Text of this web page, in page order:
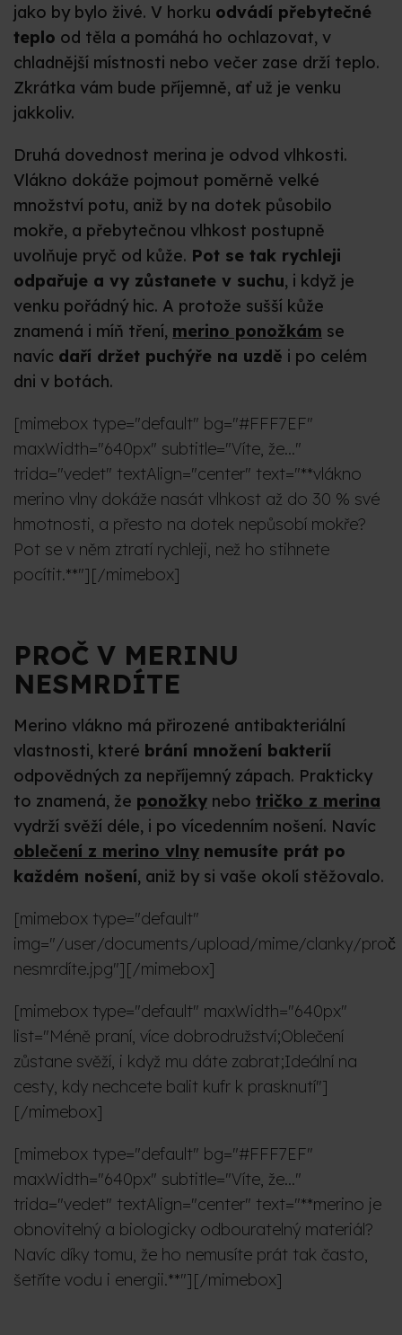
jako by bylo živé. V horku odvádí přebytečné
teplo od těla a pomáhá ho ochlazovat, v
chladnější místnosti nebo večer zase drží teplo.
Zkrátka vám bude příjemně, ať už je venku
jakkoliv.
Druhá dovednost merina je odvod vlhkosti.
Vlákno dokáže pojmout poměrně velké
množství potu, aniž by na dotek působilo
mokře, a přebytečnou vlhkost postupně
uvolňuje pryč od kůže. Pot se tak rychleji
odpařuje a vy zůstanete v suchu, i když je
venku pořádný hic. A protože sušší kůže
znamená i míň tření, merino ponožkám se
navíc daří držet puchýře na uzdě i po celém
dni v botách.
[mimebox type="default" bg="#FFF7EF"
maxWidth="640px" subtitle="Víte, že..."
trida="vedet" textAlign="center" text="**vlákno
merino vlny dokáže nasát vlhkost až do 30 % své
hmotnosti, a přesto na dotek nepůsobí mokře?
Pot se v něm ztratí rychleji, než ho stihnete
pocítit.**"][/mimebox]
PROČ V MERINU
NESMRDÍTE
Merino vlákno má přirozené antibakteriální
vlastnosti, které brání množení bakterií
odpovědných za nepříjemný zápach. Prakticky
to znamená, že ponožky nebo tričko z merina
vydrží svěží déle, i po vícedenním nošení. Navíc
oblečení z merino vlny nemusíte prát po
každém nošení, aniž by si vaše okolí stěžovalo.
[mimebox type="default"
img="/user/documents/upload/mime/clanky/proč
nesmrdíte.jpg"][/mimebox]
[mimebox type="default" maxWidth="640px"
list="Méně praní, více dobrodružství;Oblečení
zůstane svěží, i když mu dáte zabrat;Ideální na
cesty, kdy nechcete balit kufr k prasknutí"]
[/mimebox]
[mimebox type="default" bg="#FFF7EF"
maxWidth="640px" subtitle="Víte, že..."
trida="vedet" textAlign="center" text="**merino je
obnovitelný a biologicky odbouratelný materiál?
Navíc díky tomu, že ho nemusíte prát tak často,
šetříte vodu i energii.**"][/mimebox]